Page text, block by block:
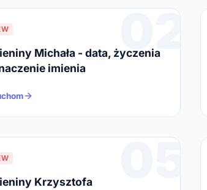
02
Michała - data, życzenia
imienia
05
Krzysztofa